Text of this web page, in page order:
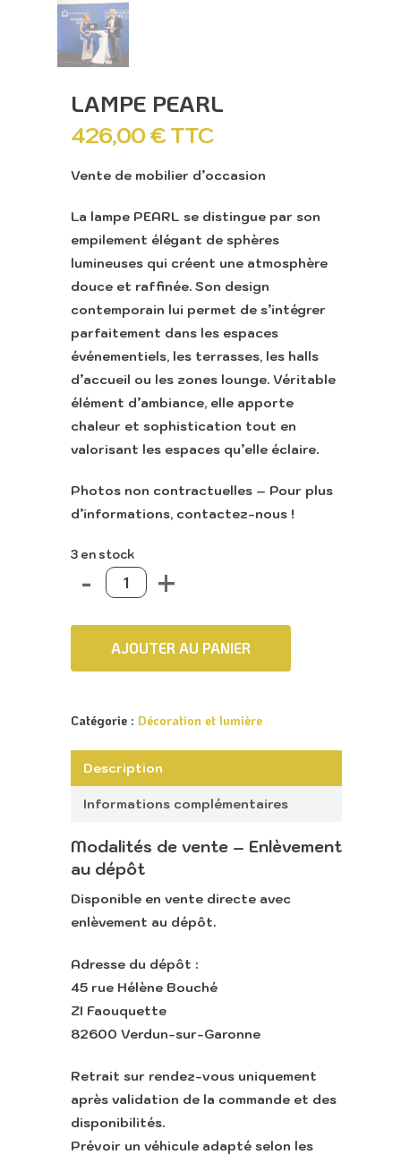
LAMPE PEARL
426,00€TTC
Vente de mobilier d’occasion
La lampe PEARL se distingue par son
empilement élégant de sphères
lumineuses qui créent une atmosphère
douce et raffinée. Son design
contemporain lui permet de s’intégrer
parfaitement dans les espaces
événementiels, les terrasses, les halls
d’accueil ou les zones lounge. Véritable
élément d’ambiance, elle apporte
chaleur et sophistication tout en
valorisant les espaces qu’elle éclaire.
Photos non contractuelles – Pour plus
d’informations, contactez-nous !
3 en stock
AJOUTER AU PANIER
Catégorie : Décoration et lumière
Description
Informations complémentaires
Modalités de vente – Enlèvement
au dépôt
Disponible en vente directe avec
enlèvement au dépôt.
Adresse du dépôt :
45 rue Hélène Bouché
ZI Faouquette
82600 Verdun-sur-Garonne
Retrait sur rendez-vous uniquement
après validation de la commande et des
disponibilités.
Prévoir un véhicule adapté selon les
Appeler